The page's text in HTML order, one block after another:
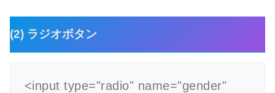
(2) ラジオボタン
<input type="radio" name="gender"